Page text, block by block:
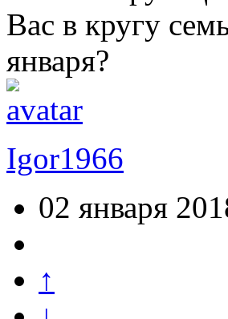
Вас в кругу
января?
Igor1966
02 января
↑